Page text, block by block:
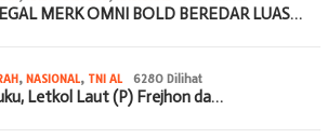
MERK OMNI BOLD BEREDAR LUAS…
, NASIONAL, TNI AL 6280 Dilihat
Letkol Laut (P) Frejhon da…